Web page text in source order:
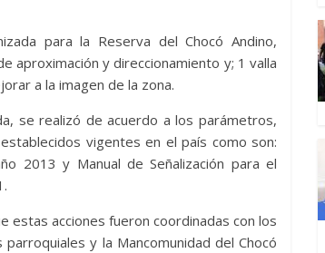
para la Reserva del Chocó Andino,
aproximación y direccionamiento y; 1 valla
a la imagen de la zona.
se realizó de acuerdo a los parámetros,
vigentes en el país como son:
2013 y Manual de Señalización para el
estas acciones fueron coordinadas con los
y la Mancomunidad del Chocó